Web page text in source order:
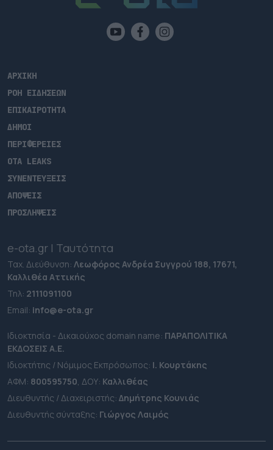
ΑΡΧΙΚΗ
ΡΟΗ ΕΙΔΗΣΕΩΝ
ΕΠΙΚΑΙΡΟΤΗΤΑ
ΔΗΜΟΙ
ΠΕΡΙΦΕΡΕΙΕΣ
OTA LEAKS
ΣΥΝΕΝΤΕΥΞΕΙΣ
ΑΠΟΨΕΙΣ
ΠΡΟΣΛΗΨΕΙΣ
e-ota.gr | Ταυτότητα
Ταχ. Διεύθυνση: Λεωφόρος Ανδρέα Συγγρού 188, 17671,
Καλλιθέα Αττικής
Τηλ: 2111091100
Εmail: info@e-ota.gr
Ιδιοκτησία - Δικαιούχος domain name: ΠΑΡΑΠΟΛΙΤΙΚΑ
ΕΚΔΟΣΕΙΣ A.E.
Ιδιοκτήτης / Νόμιμος Εκπρόσωπος: Ι. Κουρτάκης
ΑΦΜ: 800595750, ΔΟΥ: Καλλιθέας
Διευθυντής / Διαχειριστής: Δημήτρης Κουνιάς
Διευθυντής σύνταξης: Γιώργος Λαιμός